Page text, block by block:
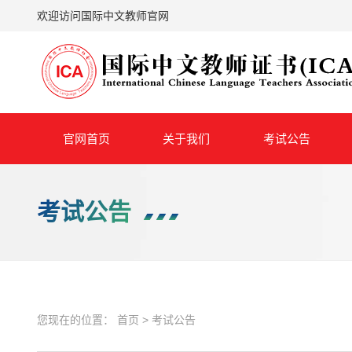
欢迎访问国际中文教师官网
官网首页 关于我们 考试公告
考试公告
您现在的位置： 首页 > 考试公告